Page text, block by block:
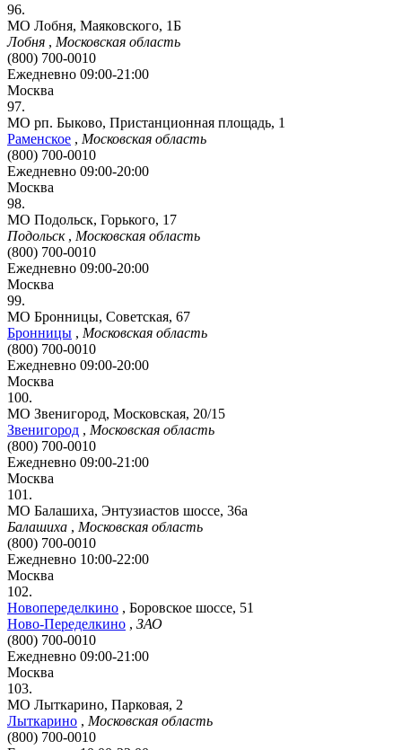
96.
МО Лобня, Маяковского, 1Б
Лобня , Московская область
(800) 700-0010
Ежедневно 09:00-21:00
Москва
97.
МО рп. Быково, Пристанционная площадь, 1
Раменское , Московская область
(800) 700-0010
Ежедневно 09:00-20:00
Москва
98.
МО Подольск, Горького, 17
Подольск, Московская область
(800) 700-0010
Ежедневно 09:00-20:00
Москва
99.
МО Бронницы, Советская, 67
Бронницы , Московская область
(800) 700-0010
Ежедневно 09:00-20:00
Москва
100.
МО Звенигород, Московская, 20/15
Звенигород , Московская область
(800) 700-0010
Ежедневно 09:00-21:00
Москва
101.
МО Балашиха, Энтузиастов шоссе, 36а
Балашиха , Московская область
(800) 700-0010
Ежедневно 10:00-22:00
Москва
102.
Новопеределкино , Боровское шоссе, 51
Ново-Переделкино , ЗАО
(800) 700-0010
Ежедневно 09:00-21:00
Москва
103.
МО Лыткарино, Парковая, 2
Лыткарино , Московская область
(800) 700-0010